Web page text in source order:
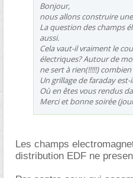
Bonjour,
nous allons construire
La question des champs
aussi.
Cela vaut-il vraiment le
électriques? Autour de
ne sert à rien(!!!!!)
Un grillage de faraday
Où en êtes vous rendus
Merci et bonne soirée
Les champs
distribution EDF ne